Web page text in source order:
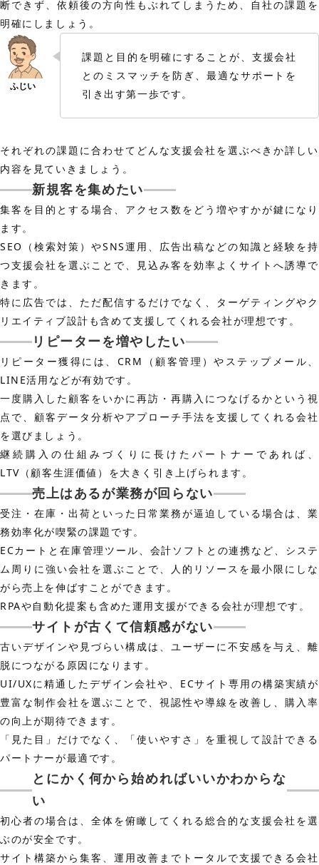
断できず、依頼後の方向性もぶれてしまうため、自社の課題を
明確にしましょう。
課題と目的を明確にすることが、支援会社
とのミスマッチを防ぎ、最適なサポートを
引き出す第一歩です。
それぞれの課題に合わせてどんな支援会社を選ぶべきか詳しい
内容を見ていきましょう。
新規客を集めたい
集客を目的とする場合、アクセス数をどう増やすかが鍵になり
ます。
SEO（検索対策）やSNS運用、広告出稿などの知識と経験を持
つ支援会社を選ぶことで、見込み客を効率よくサイトへ誘導で
きます。
特に広告では、ただ配信するだけでなく、ターゲティングやク
リエイティブ設計も含めて支援してくれる会社が理想です。
リピーターを増やしたい
リピーター獲得には、CRM（顧客管理）やステップメール、
LINE活用などが有効です。
一度購入した顧客をいかに再訪・再購入につなげるかという視
点で、顧客データ分析やアプローチ手法を支援してくれる会社
を選びましょう。
継続購入の仕組みづくりに長けたパートナーであれば、
LTV（顧客生涯価値）を大きく引き上げられます。
売上はあるが業務が回らない
受注・在庫・出荷といった日常業務が逼迫している場合は、業
務効率化が喫緊の課題です。
ECカートと在庫管理ツール、会計ソフトとの連携など、システ
ム周りに強い会社を選ぶことで、人的リソースを最小限にしな
がら売上を伸ばすことができます。
RPAや自動化提案も含めた運用支援ができる会社が理想です。
サイトが古くて信頼感がない
古いデザインや見づらい構成は、ユーザーに不安感を与え、離
脱につながる原因になります。
UI/UXに精通したデザイン会社や、ECサイト専用の構築実績が
豊富な制作会社を選ぶことで、視認性や導線を改善し、購入率
の向上が期待できます。
「見た目」だけでなく、「使いやすさ」を重視して設計できる
パートナーが最適です。
とにかく何から始めればいいかわからな
い
初心者の場合は、全体を俯瞰してくれる総合的な支援会社を選
ぶのが安全です。
サイト構築から集客、運用改善までトータルで支援できる会社